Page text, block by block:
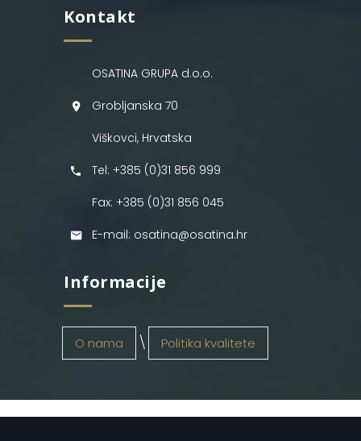
Kontakt
OSATINA GRUPA d.o.o.
Grobljanska 70
Viškovci, Hrvatska
Tel: +385 (0)31 856 999
Fax: +385 (0)31 856 045
E-mail: osatina@osatina.hr
Informacije
O nama Politika kvalitete